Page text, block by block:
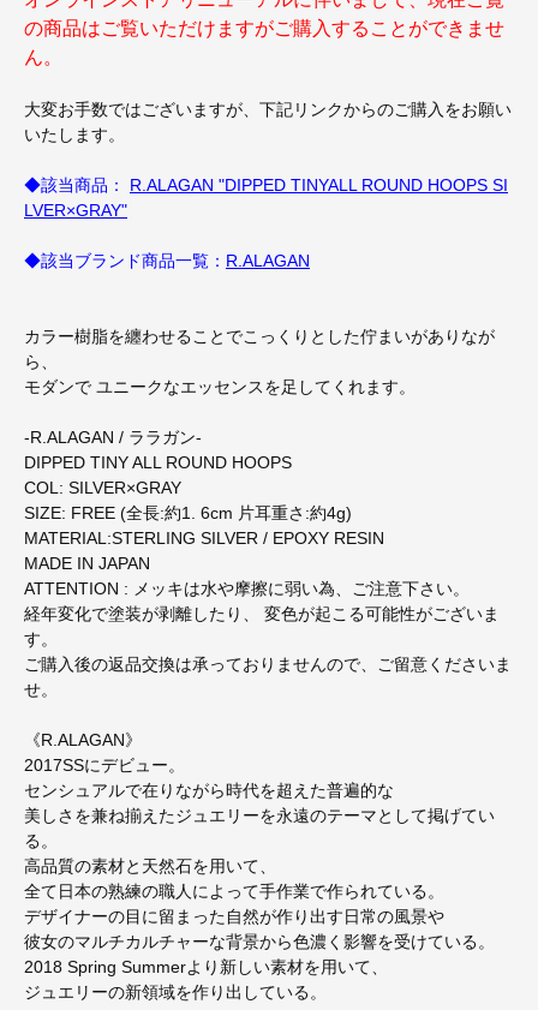
の商品はご覧いただけますがご購入することができませ
ん。
大変お手数ではございますが、下記リンクからのご購入をお願い
いたします。
◆該当商品： R.ALAGAN "DIPPED TINYALL ROUND HOOPS SI
LVER×GRAY"
◆該当ブランド商品一覧： R.ALAGAN
カラー樹脂を纏わせることでこっくりとした佇まいがありなが
ら、
モダンで ユニークなエッセンスを足してくれます。
-R.ALAGAN / ララガン-
DIPPED TINY ALL ROUND HOOPS
COL: SILVER×GRAY
SIZE: FREE (全⻑:約1. 6cm 片耳重さ:約4g)
MATERIAL:STERLING SILVER / EPOXY RESIN
MADE IN JAPAN
ATTENTION : メッキは水や摩擦に弱い為、ご注意下さい。
経年変化で塗装が剥離したり、 変色が起こる可能性がございま
す。
ご購入後の返品交換は承っておりませんので、ご留意くださいま
せ。
《R.ALAGAN》
2017SSにデビュー。
センシュアルで在りながら時代を超えた普遍的な
美しさを兼ね揃えたジュエリーを永遠のテーマとして掲げてい
る。
高品質の素材と天然石を用いて、
全て日本の熟練の職人によって手作業で作られている。
デザイナーの目に留まった自然が作り出す日常の風景や
彼女のマルチカルチャーな背景から色濃く影響を受けている。
2018 Spring Summerより新しい素材を用いて、
ジュエリーの新領域を作り出している。